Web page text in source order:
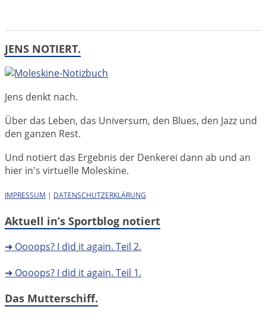
JENS NOTIERT.
Jens denkt nach.
Über das Leben, das Universum, den Blues, den Jazz und
den ganzen Rest.
Und notiert das Ergebnis der Denkerei dann ab und an
hier in's virtuelle Moleskine.
IMPRESSUM | DATENSCHUTZERKLÄRUNG
Aktuell in’s Sportblog notiert
➜ Oooops? I did it again. Teil 2.
➜ Oooops? I did it again. Teil 1.
Das Mutterschiff.